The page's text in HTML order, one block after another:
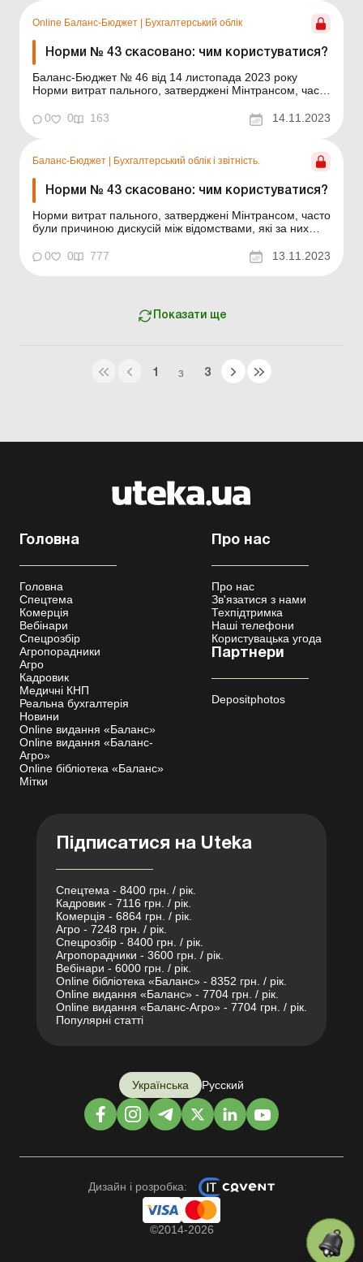
Online Баланс-Бюджет Бухгалтерський облік
Норми № 43 скасовано: чим користуватися?
Баланс-Бюджет № 46 від 14 листопада 2023 року
Норми витрат пального, затверджені Мінтрансом, часто
відповідали, установами, що їх застосовували, та
контролюючими органами, які вимагали їх дотримання.
0 0 163 14.11.2023
Баланс-Бюджет | Бухгалтерський облік і звітність.
Норми № 43 скасовано: чим користуватися?
Норми витрат пального, затверджені Мінтрансом, часто
були причиною дискусій між відомствами, які за них
контролюючими органами, які вимагали їх дотримання.
З 02.11.2023 втратив чинність наказ Мінтрансу від
0 0 777 13.11.2023
Показати ще
1 З 3
Головна
Головна
Спецтема
Комерція
Вебінари
Спецрозбір
Агропорадники
Агро
Кадровик
Медичні КНП
Реальна бухгалтерія
Новини
Online видання «Баланс»
Online видання «Баланс-
Агро»
Online бібліотека «Баланс»
Мітки
Про нас
Про нас
Зв'язатися з нами
Техпідтримка
Наші телефони
Користувацька угода
Партнери
Depositphotos
Підписатися на Uteka
Спецтема - 8400 грн. / рік.
Кадровик - 7116 грн. / рік.
Комерція - 6864 грн. / рік.
Агро - 7248 грн. / рік.
Спецрозбір - 8400 грн. / рік.
Агропорадники - 3600 грн. / рік.
Вебінари - 6000 грн. / рік.
Online бібліотека «Баланс» - 8352 грн. / рік.
Online видання «Баланс» - 7704 грн. / рік.
Online видання «Баланс-Агро» - 7704 грн. / рік.
Популярні статті
Українська Русский
Дизайн і розробка:
©2014-2026